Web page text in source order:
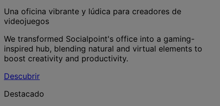
Una oficina vibrante y lúdica para creadores de
videojuegos
We transformed Socialpoint's office into a gaming-
inspired hub, blending natural and virtual elements to
boost creativity and productivity.
Descubrir
Destacado